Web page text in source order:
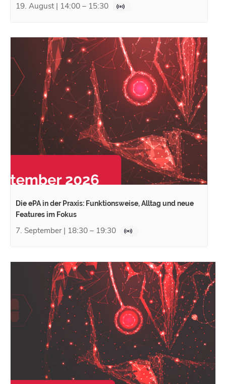
19. August | 14:00 – 15:30
Die ePA in der Praxis: Funktionsweise, Alltag und neue
Features im Fokus
7. September | 18:30 – 19:30